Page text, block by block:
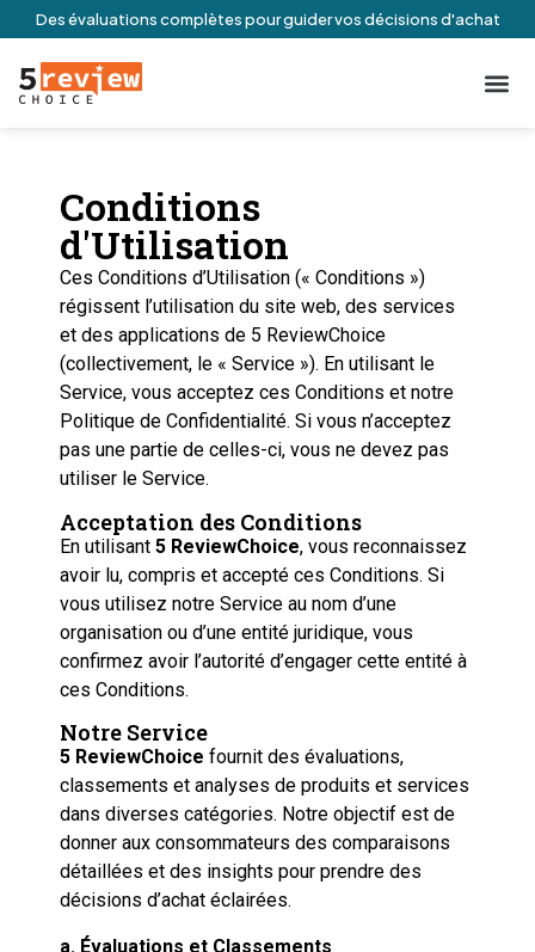
Des évaluations complètes pour guider vos décisions d'achat
Conditions
d'Utilisation
Ces Conditions d’Utilisation (« Conditions »)
régissent l’utilisation du site web, des services
et des applications de 5 ReviewChoice
(collectivement, le « Service »). En utilisant le
Service, vous acceptez ces Conditions et notre
Politique de Confidentialité. Si vous n’acceptez
pas une partie de celles-ci, vous ne devez pas
utiliser le Service.
Acceptation des Conditions
En utilisant 5 ReviewChoice, vous reconnaissez
avoir lu, compris et accepté ces Conditions. Si
vous utilisez notre Service au nom d’une
organisation ou d’une entité juridique, vous
confirmez avoir l’autorité d’engager cette entité à
ces Conditions.
Notre Service
5 ReviewChoice fournit des évaluations,
classements et analyses de produits et services
dans diverses catégories. Notre objectif est de
donner aux consommateurs des comparaisons
détaillées et des insights pour prendre des
décisions d’achat éclairées.
a. Évaluations et Classements